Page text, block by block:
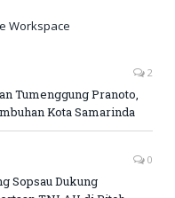
Workspace
2
Tumenggung Pranoto,
Kota Samarinda
0
Sopsau Dukung